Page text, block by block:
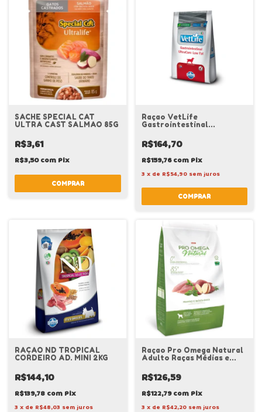
SACHE SPECIAL CAT
ULTRA CAST SALMAO 85G
R$3,61
R$3,50com Pix
Raçao VetLife
Gastrointestinal
Adultos 1,5Kg
R$164,70
R$159,76com Pix
3 x de R$54,90 sem juros
RAÇAO ND TROPICAL
CORDEIRO AD. MINI 2KG
R$144,10
R$139,78 com Pix
3 x de R$48,03 sem juros
Raçao Pro Omega Natural
Adulto Raças Médias e
R$126,59
R$122,79com Pix
3 x de R$42,20 sem juros